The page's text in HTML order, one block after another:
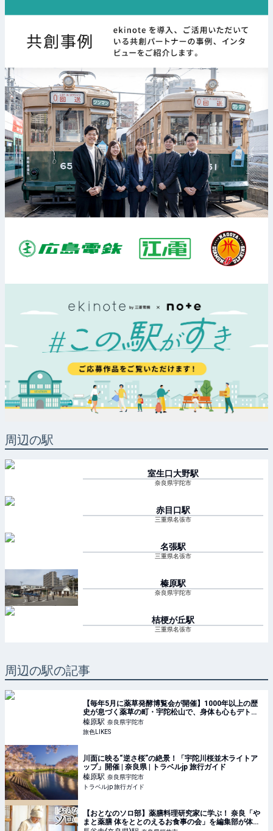
周辺の駅
室生口大野駅
奈良県宇陀市
赤目口駅
三重県名張市
名張駅
三重県名張市
榛原駅
奈良県宇陀市
桔梗が丘駅
三重県名張市
周辺の駅の記事
【毎年5月に薬草発酵博覧会が開催】1000年以上の歴
史が息づく薬草の町・宇陀松山で、身体も心もデトッ
クスする癒し旅｜旅色LIKES
榛原駅 奈良県宇陀市
旅色LIKES
川面に映る“逆さ桜”の絶景！「宇陀川桜並木ライトア
ップ」開催 | 奈良県 | トラベルjp 旅行ガイド
榛原駅 奈良県宇陀市
トラベルjp 旅行ガイド
【おとなのソロ部】薬膳料理研究家に学ぶ！ 奈良「や
まと薬膳 体をととのえるお食事の会」を編集部が体験